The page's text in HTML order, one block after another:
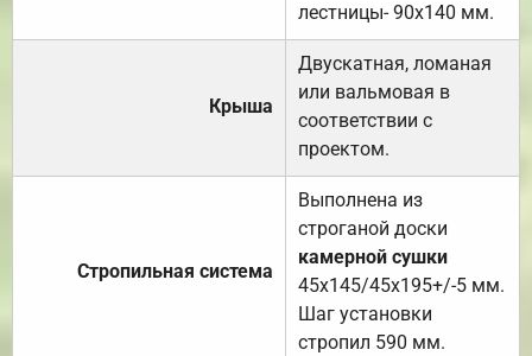
лестницы- 90х140 мм.
Крыша
Двускатная, ломаная
или вальмовая в
соответствии с
проектом.
Стропильная система
Выполнена из
строганой доски
камерной сушки
45х145/45х195+/-5 мм.
Шаг установки
стропил 590 мм.